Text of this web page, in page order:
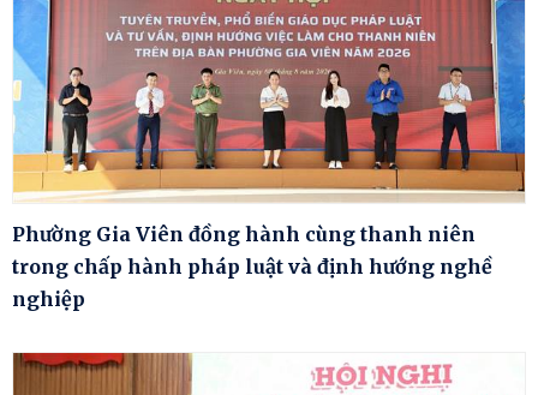
Phường Gia Viên đồng hành cùng thanh niên
trong chấp hành pháp luật và định hướng nghề
nghiệp